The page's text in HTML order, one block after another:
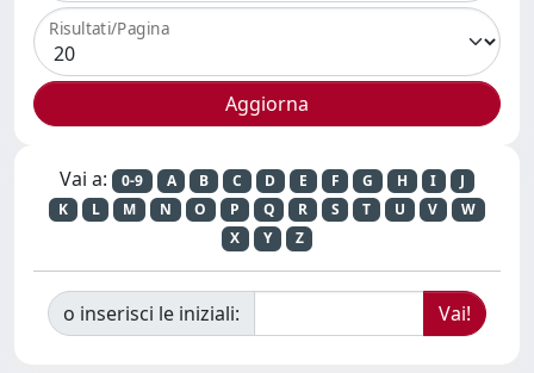
Risultati/Pagina
Vai a: 0-9 A B C D E F G H I
J
K
L M N O P Q R S T U V
W
X
Y Z
o inserisci le iniziali: